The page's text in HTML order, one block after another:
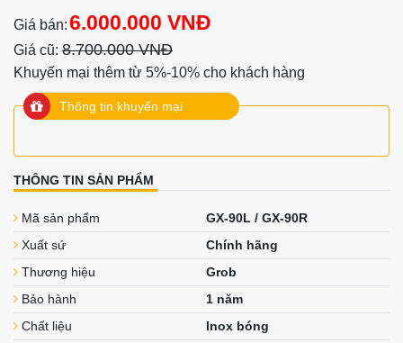
Giá bán:6.000.000 VNĐ
Giá cũ: 8.700.000 VNĐ
Khuyến mại thêm từ 5%-10% cho khách hàng
Thông tin khuyến mại
THÔNG TIN SẢN PHẨM
Mã sản phẩm
GX-90L / GX-90R
Xuất sứ
Chính hãng
Thương hiệu
Grob
Bảo hành
1 năm
Chất liệu
Inox bóng